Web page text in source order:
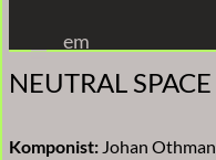
Inhalt
springen
em
NEUTRAL SPACE
Komponist:Johan Othman